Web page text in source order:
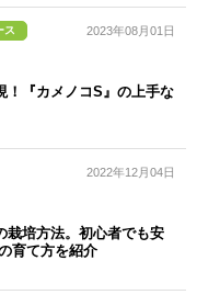
ス 2023年08月01日
！『カメノコS』の上手な
2022年12月04日
栽培方法。初心者でも安
育て方を紹介